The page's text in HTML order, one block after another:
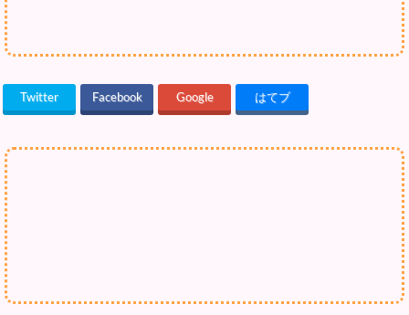
Twitter Facebook Google はてブ